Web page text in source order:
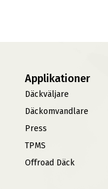
Applikationer
Däckväljare
Däckomvandlare
Press
TPMS
Offroad Däck